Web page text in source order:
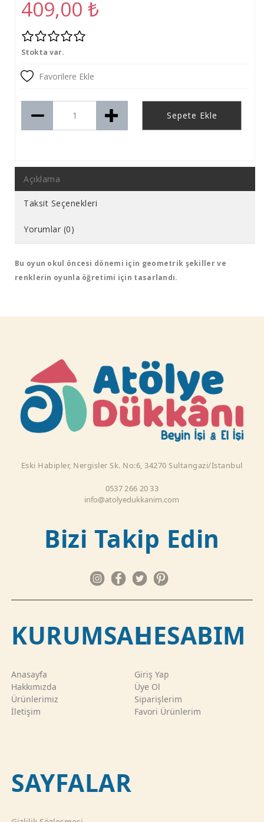
409,00 ₺
Stokta var.
Favorilere Ekle
Sepete Ekle
Açıklama
Taksit Seçenekleri
Yorumlar (0)
Bu oyun okul öncesi dönemi için geometrik şekiller ve
renklerin oyunla öğretimi için tasarlandı.
Eski Habipler, Nergisler Sk. No:6, 34270 Sultangazi/İstanbul
0537 266 20 33
info@atolyedukkanim.com
Bizi Takip Edin
KURUMSAL
Anasayfa
Hakkımızda
Ürünlerimiz
İletişim
HESABIM
Giriş Yap
Üye Ol
Siparişlerim
Favori Ürünlerim
SAYFALAR